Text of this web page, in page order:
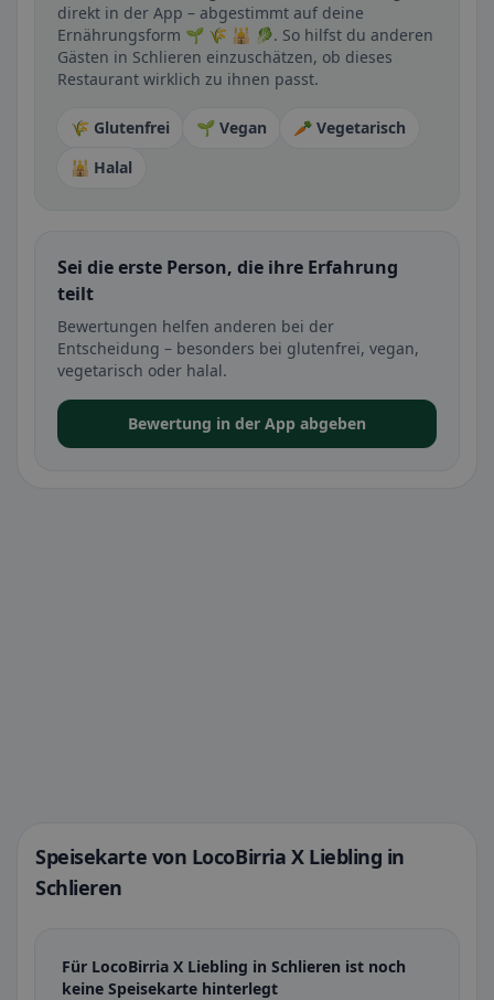
direkt in der App – abgestimmt auf deine
Ernährungsform 🌱 🌾 🕌 🥬. So hilfst du anderen
Gästen in Schlieren einzuschätzen, ob dieses
Restaurant wirklich zu ihnen passt.
🌾 Glutenfrei 🌱 Vegan
🥕 Vegetarisch
🕌 Halal
Sei die erste Person, die ihre Erfahrung
teilt
Bewertungen helfen anderen bei der
Entscheidung – besonders bei glutenfrei, vegan,
vegetarisch oder halal.
Bewertung in der App abgeben
Speisekarte von LocoBirria X Liebling in
Schlieren
Für LocoBirria X Liebling in Schlieren ist noch
keine Speisekarte hinterlegt